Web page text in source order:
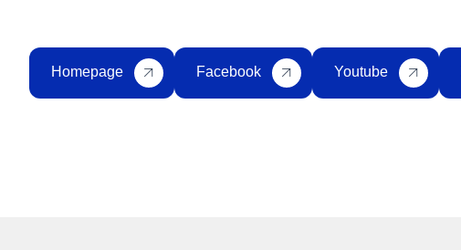
Homepage Facebook Youtube